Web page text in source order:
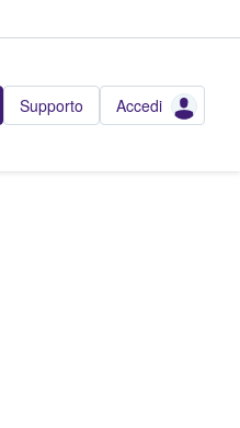
Supporto Accedi